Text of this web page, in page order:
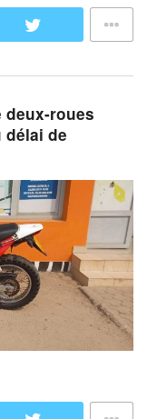
deux-roues
délai de